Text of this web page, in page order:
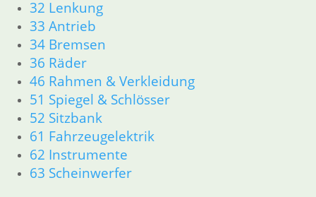
32 Lenkung
33 Antrieb
34 Bremsen
36 Räder
46 Rahmen & Verkleidung
51 Spiegel & Schlösser
52 Sitzbank
61 Fahrzeugelektrik
62 Instrumente
63 Scheinwerfer
1
2
→
Shop
Ersatzteile nach Modell
K-Modell
11 Motor
Dichtungen
32 Lenkung